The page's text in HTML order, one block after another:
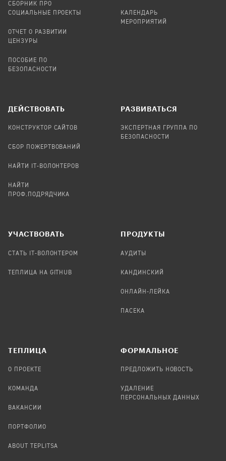
СБОРНИК ПРО
СОЦИАЛЬНЫЕ ПРОЕКТЫ
ОТЧЕТ О РАЗВИТИИ
ЦЕНЗУРЫ
ПОСОБИЕ ПО
БЕЗОПАСНОСТИ
КАЛЕНДАРЬ
МЕРОПРИЯТИЙ
ДЕЙСТВОВАТЬ
КОНСТРУКТОР САЙТОВ
СБОР ПОЖЕРТВОВАНИЙ
НАЙТИ IT-ВОЛОНТЕРОВ
НАЙТИ
ПРОФ.ПОДРЯДЧИКА
РАЗВИВАТЬСЯ
ЭКСПЕРТНАЯ ГРУППА ПО
БЕЗОПАСНОСТИ
УЧАСТВОВАТЬ
СТАТЬ IT-ВОЛОНТЕРОМ
ТЕПЛИЦА НА GITHUB
ПРОДУКТЫ
АУДИТЫ
КАНДИНСКИЙ
ОНЛАЙН-ЛЕЙКА
ПАСЕКА
TЕПЛИЦА
О ПРОЕКТЕ
КОМАНДА
ВАКАНСИИ
ПОРТФОЛИО
ABOUT TEPLITSA
ФОРМАЛЬНОЕ
ПРЕДЛОЖИТЬ НОВОСТЬ
УДАЛЕНИЕ
ПЕРСОНАЛЬНЫХ ДАННЫХ